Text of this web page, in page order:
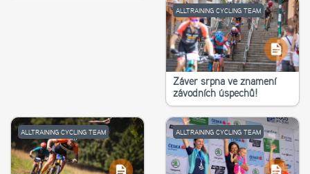
ALLTRAINING CYCLING TEAM
Závěr srpna ve znamení
závodních úspěchů!
ALLTRAINING CYCLING TEAM ALLTRAINING CYCLING TEAM